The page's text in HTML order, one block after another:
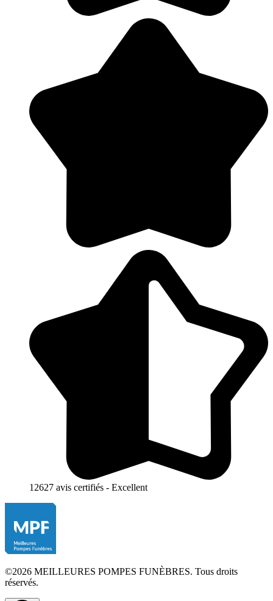
12627 avis certifiés - Excellent
©2026 MEILLEURES POMPES FUNÈBRES. Tous droits
réservés.